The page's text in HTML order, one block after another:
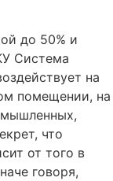
до 50% и
Система
на
помещении, на
что
от того в
говоря,